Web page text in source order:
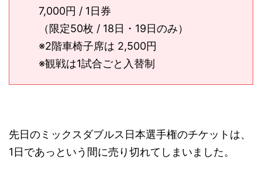
7,000円 / 1日券
（限定50枚 / 18日・19日のみ）
※2階車椅子席は 2,500円
※観戦は1試合ごと入替制
先日のミックスダブルス日本選手権のチケットは、
1日であっという間に売り切れてしまいました。